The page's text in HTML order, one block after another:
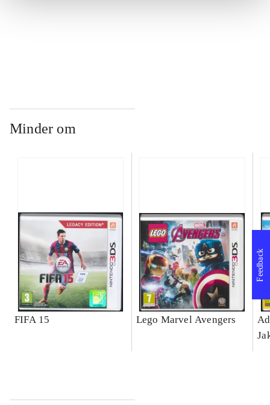
Minder om
FIFA 15 Lego Marvel Avengers
Feedback